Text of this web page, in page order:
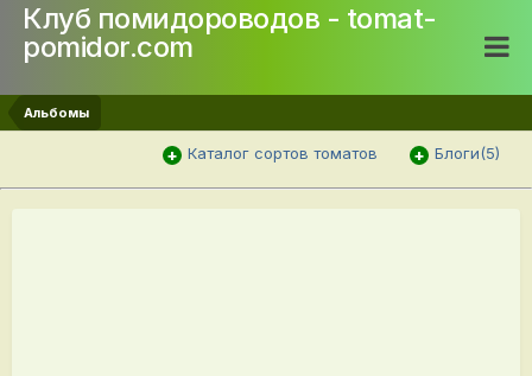
Клуб помидороводов - tomat-
pomidor.com
Альбомы
Каталог сортов томатов Блоги(5)